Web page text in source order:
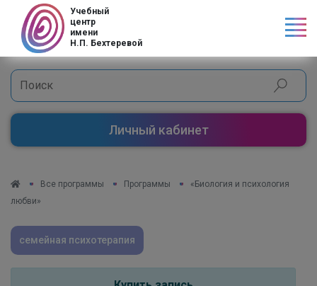
Учебный
центр
имени
Н.П. Бехтеревой
Личный кабинет
Все программы Программы
«Биология и психология
любви»
семейная психотерапия
Код страны